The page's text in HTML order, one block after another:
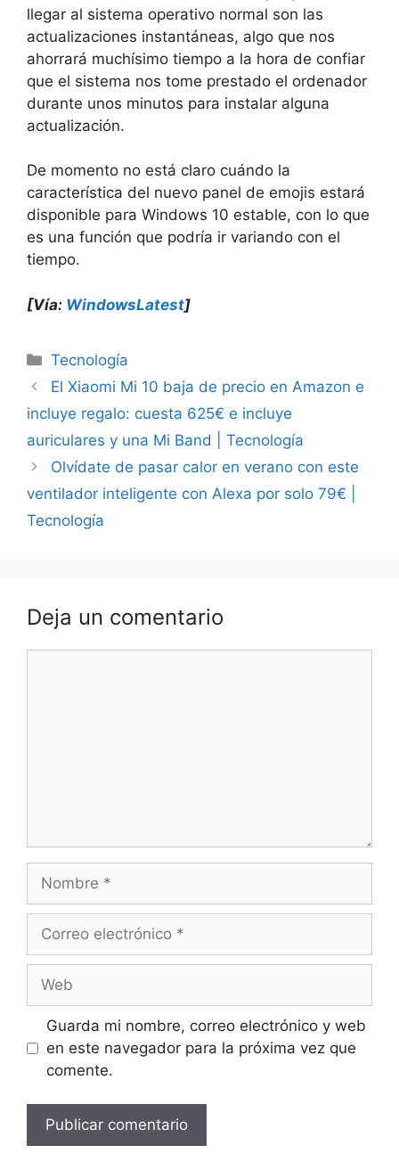
llegar al sistema operativo normal son las
actualizaciones instantáneas, algo que nos
ahorrará muchísimo tiempo a la hora de confiar
que el sistema nos tome prestado el ordenador
durante unos minutos para instalar alguna
actualización.
De momento no está claro cuándo la
característica del nuevo panel de emojis estará
disponible para Windows 10 estable, con lo que
es una función que podría ir variando con el
tiempo.
[Vía: WindowsLatest]
Categorías
Tecnología
El Xiaomi Mi 10 baja de precio en Amazon e
incluye regalo: cuesta 625€ e incluye
auriculares y una Mi Band | Tecnología
Olvídate de pasar calor en verano con este
ventilador inteligente con Alexa por solo 79€ |
Tecnología
Deja un comentario
electrónico
Guarda mi nombre, correo electrónico y web
en este navegador para la próxima vez que
comente.